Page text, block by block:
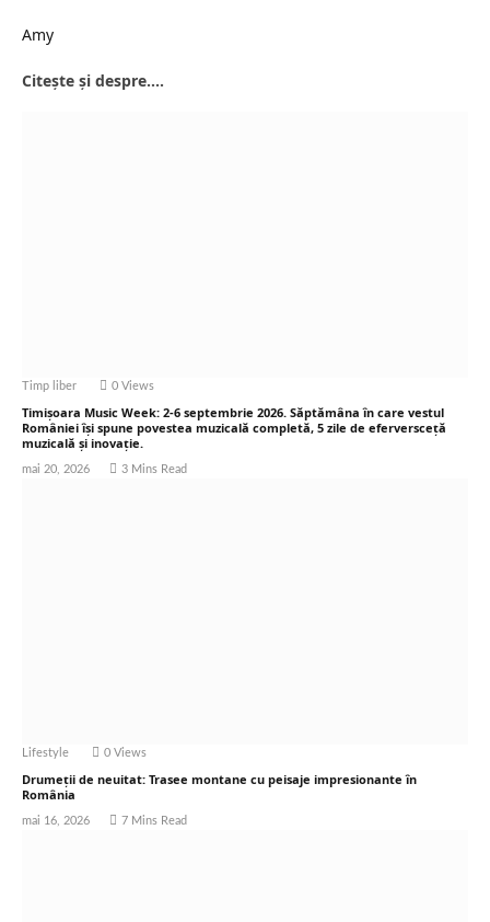
Amy
Citește și despre....
Timp liber 0 Views
Timișoara Music Week: 2-6 septembrie 2026. Săptămâna în care vestul
României își spune povestea muzicală completă, 5 zile de eferversceță
muzicală și inovație.
mai 20, 2026 3 Mins Read
Lifestyle 0 Views
Drumeții de neuitat: Trasee montane cu peisaje impresionante în
România
mai 16, 2026 7 Mins Read